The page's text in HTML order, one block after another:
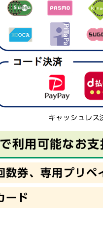
キャッシュレス
利用可能なお支
数券、専用プリペ
ード